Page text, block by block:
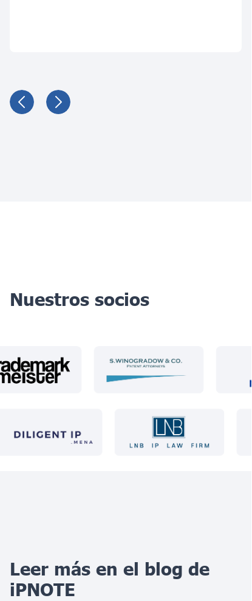
Nuestros socios
Leer más en el blog de
iPNOTE